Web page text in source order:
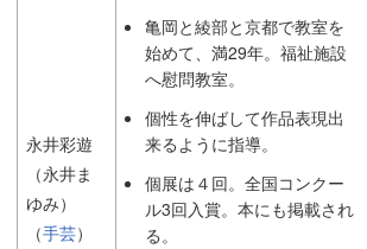
永井彩遊
（永井ま
ゆみ）
（手芸）
亀岡と綾部と京都で教室を
始めて、満29年。福祉施設
へ慰問教室。
個性を伸ばして作品表現出
来るように指導。
個展は４回。全国コンクー
ル3回入賞。本にも掲載され
る。